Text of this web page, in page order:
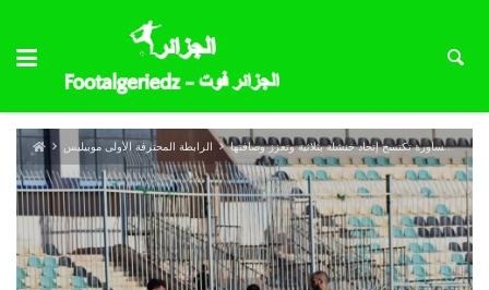
الرابطة المحترفة الأولى موبيليس شبيبة الساورة تكتسح إتحاد خنشلة بثلاثية وتعزز وصافتها